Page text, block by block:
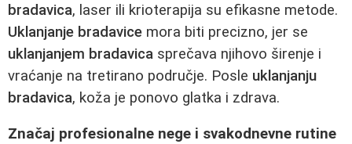
bradavica, laser ili krioterapija su efikasne metode.
Uklanjanje bradavice mora biti precizno, jer se
uklanjanjem bradavica sprečava njihovo širenje i
vraćanje na tretirano područje. Posle uklanjanju
bradavica, koža je ponovo glatka i zdrava.
Značaj profesionalne nege i svakodnevne rutine